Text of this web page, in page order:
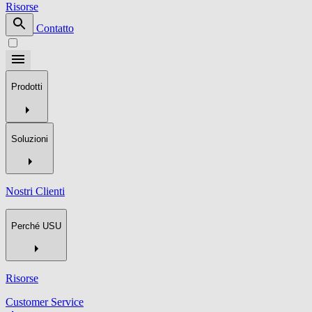
Risorse
Contatto
Prodotti
Soluzioni
Nostri Clienti
Perché USU
Risorse
Customer Service